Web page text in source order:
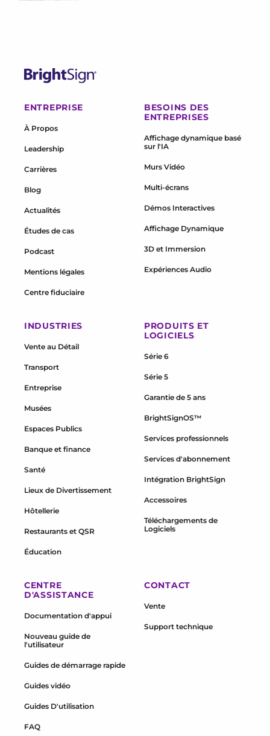
BrightSign®
ENTREPRISE
À Propos
Leadership
Carrières
Blog
Actualités
Études de cas
Podcast
Mentions légales
Centre fiduciaire
BESOINS DES
ENTREPRISES
Affichage dynamique basé
sur l'IA
Murs Vidéo
Multi-écrans
Démos Interactives
Affichage Dynamique
3D et Immersion
Expériences Audio
INDUSTRIES
Vente au Détail
Transport
Entreprise
Musées
Espaces Publics
Banque et finance
Santé
Lieux de Divertissement
Hôtellerie
Restaurants et QSR
Éducation
PRODUITS ET
LOGICIELS
Série 6
Série 5
Garantie de 5 ans
BrightSignOS™
Services professionnels
Services d'abonnement
Intégration BrightSign
Accessoires
Téléchargements de
Logiciels
CENTRE
D'ASSISTANCE
Documentation d'appui
Nouveau guide de
l'utilisateur
Guides de démarrage rapide
Guides vidéo
Guides D'utilisation
FAQ
CONTACT
Vente
Support technique